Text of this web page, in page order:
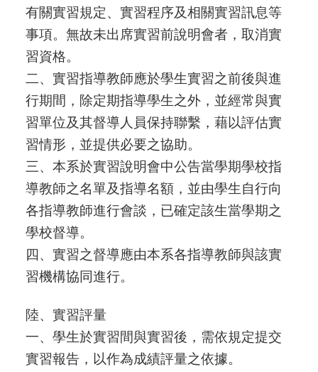
有關實習規定、實習程序及相關實習訊息等
事項。無故未出席實習前說明會者，取消實
習資格。
二、實習指導教師應於學生實習之前後與進
行期間，除定期指導學生之外，並經常與實
習單位及其督導人員保持聯繫，藉以評估實
習情形，並提供必要之協助。
三、本系於實習說明會中公告當學期學校指
導教師之名單及指導名額，並由學生自行向
各指導教師進行會談，已確定該生當學期之
學校督導。
四、實習之督導應由本系各指導教師與該實
習機構協同進行。
陸、實習評量
一、學生於實習間與實習後，需依規定提交
實習報告，以作為成績評量之依據。